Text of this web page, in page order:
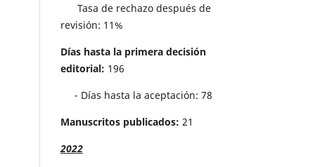
Tasa de rechazo después de
revisión: 11%
Días hasta la primera decisión
editorial: 196
- Días hasta la aceptación: 78
Manuscritos publicados: 21
2022